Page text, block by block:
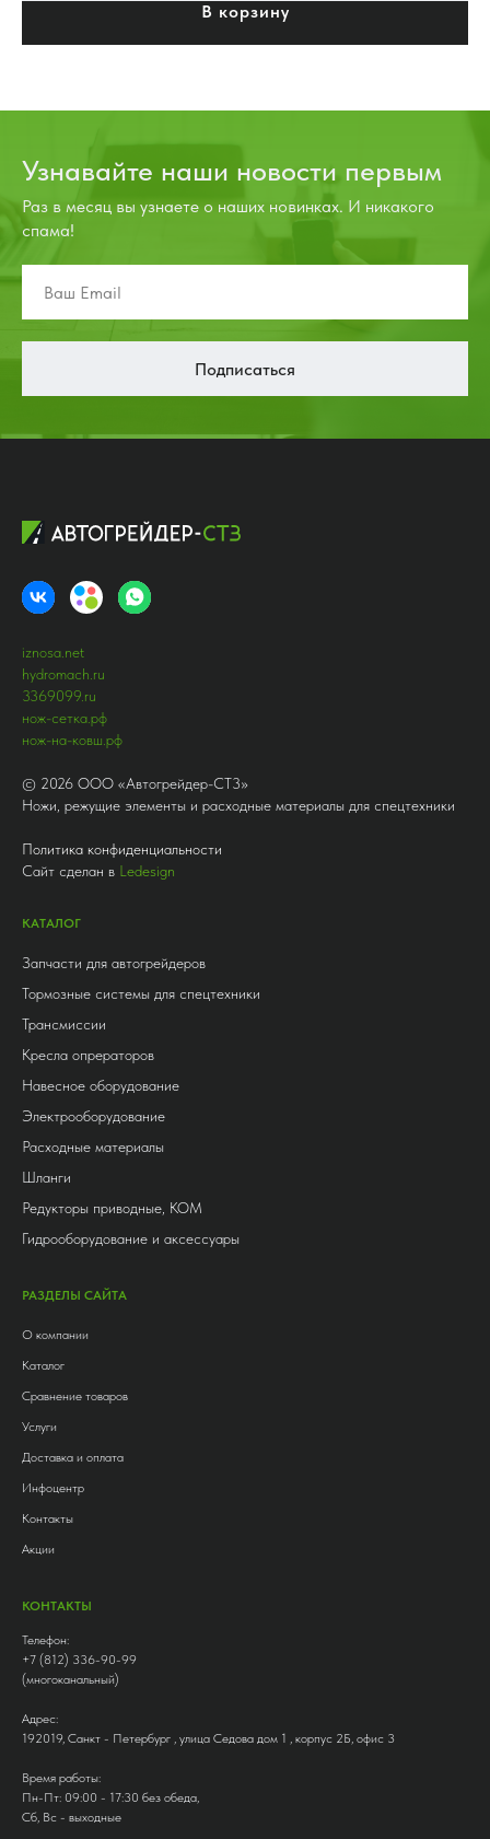
В корзину
Узнавайте наши новости первым
Раз в месяц вы узнаете о наших новинках. И никакого
спама!
Подписаться
iznosa.net
hydromach.ru
3369099.ru
нож-сетка.рф
нож-на-ковш.рф
© 2026 ООО «Автогрейдер-СТ3»
Ножи, режущие элементы и расходные материалы для спецтехники
Политика конфиденциальности
Сайт сделан в Ledesign
КАТАЛОГ
Запчасти для автогрейдеров
Тормозные системы для спецтехники
Трансмиссии
Кресла опрераторов
Навесное оборудование
Электрооборудование
Расходные материалы
Шланги
Редукторы приводные, КОМ
Гидрооборудование и аксессуары
РАЗДЕЛЫ САЙТА
О компании
Каталог
Сравнение товаров
Услуги
Доставка и оплата
Инфоцентр
Контакты
Акции
КОНТАКТЫ
Телефон:
+7 (812) 336-90-99
(многоканальный)
Адрес:
192019, Санкт - Петербург , улица Седова дом 1 , корпус 2Б, офис 3
Время работы:
Пн-Пт: 09:00 - 17:30 без обеда,
Сб, Вс - выходные